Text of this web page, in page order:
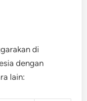
di
dengan
lain: